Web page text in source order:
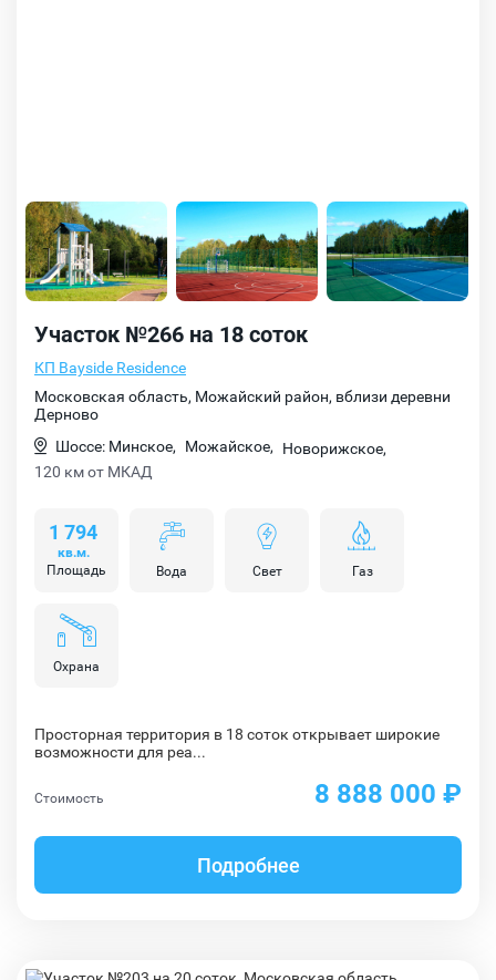
Участок №266 на 18 соток
КП Bayside Residence
Московская область, Можайский район, вблизи деревни
Дерново
Шоссе: Минское,
Можайское,
Новорижское,
120 км от МКАД
1 794
кв.м.
Площадь
Вода Свет Газ
Охрана
Стоимость 8 888 000 ₽
Подробнее
Просторная территория в 18 соток открывает широкие
возможности для реа...